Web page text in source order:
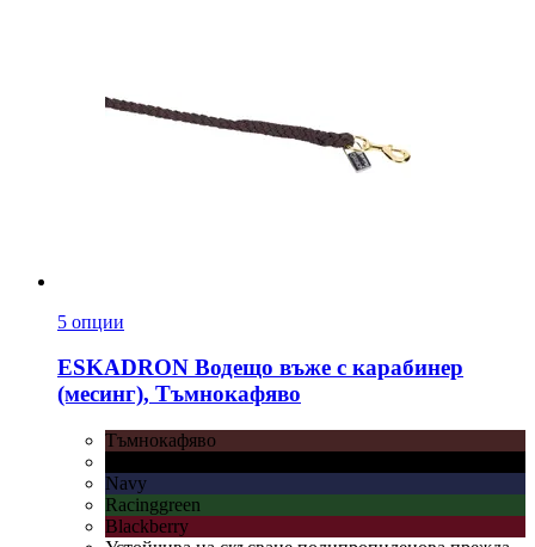
5 опции
ESKADRON Водещо въже с карабинер
(месинг), Тъмнокафяво
Тъмнокафяво
Navy
Racinggreen
Blackberry